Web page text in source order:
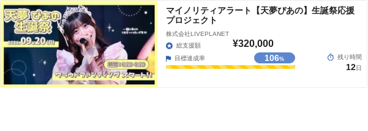
マイノリティアラート【天夢ぴあの】生誕祭応援
プロジェクト
株式会社LIVEPLANET
総支援額
¥320,000
目標達成率 106% 残り時間
12日